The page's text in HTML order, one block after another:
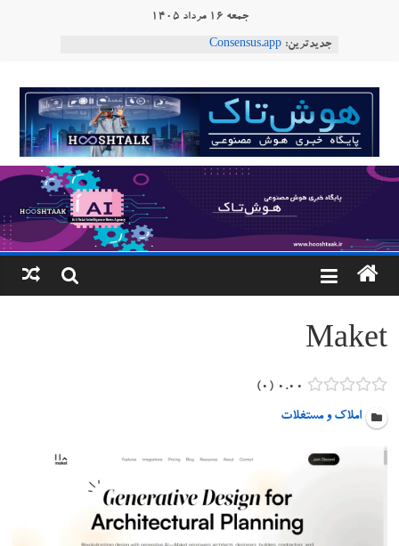
جمعه ۱۶ مرداد ۱۴۰۵
جدیدترین: Consensus.app
طبیعی فارسی
ربات «Aru» محصول شرکت فرانسوی Nio
Robotics
ربات T‑800
هوشتاک
پایگاه
خبری
هوش
مصنوعی
www.hooshtaak.ir
Maket
۰.۰۰ ۰
املاک و مستغلات